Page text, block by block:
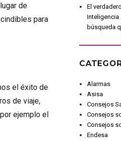
de
para
el éxito de
de viaje,
ejemplo el
El
Inteligencia
búsqueda
Alarmas
Asisa
Consejos
Consejos
Consejos
Endesa